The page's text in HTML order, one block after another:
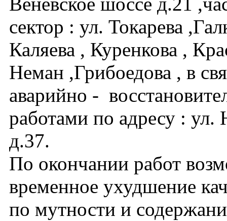
сектор : ул. Токарева
Каляева , Куренкова ,
Неман ,Грибоедова , в
аварийно -
работами по адресу :
д.37.
По окончании работ
временное ухудшение
по мутности и